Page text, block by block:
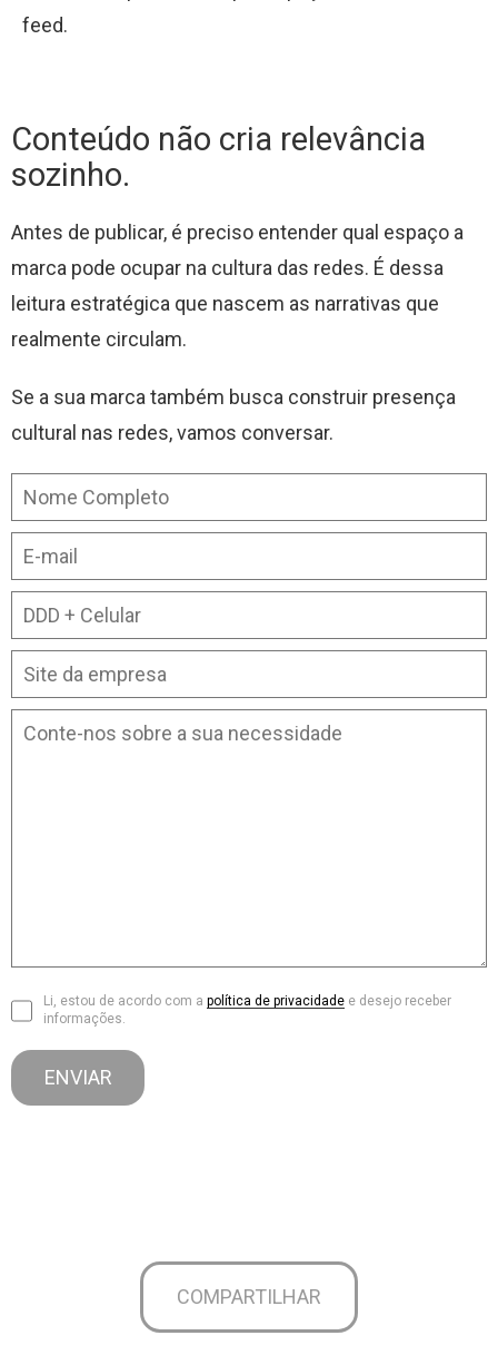
feed.
Conteúdo não cria relevância
sozinho.
Antes de publicar, é preciso entender qual espaço a
marca pode ocupar na cultura das redes. É dessa
leitura estratégica que nascem as narrativas que
realmente circulam.
Se a sua marca também busca construir presença
cultural nas redes, vamos conversar.
Li, estou de acordo com a política de privacidadee desejo receber
informações.
COMPARTILHAR